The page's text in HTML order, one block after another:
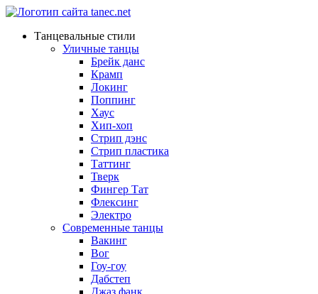
Танцевальные стили
Уличные танцы
Брейк данс
Крамп
Локинг
Поппинг
Хаус
Хип-хоп
Стрип дэнс
Стрип пластика
Таттинг
Тверк
Фингер Тат
Флексинг
Электро
Современные танцы
Вакинг
Вог
Гоу-гоу
Дабстеп
Джаз фанк